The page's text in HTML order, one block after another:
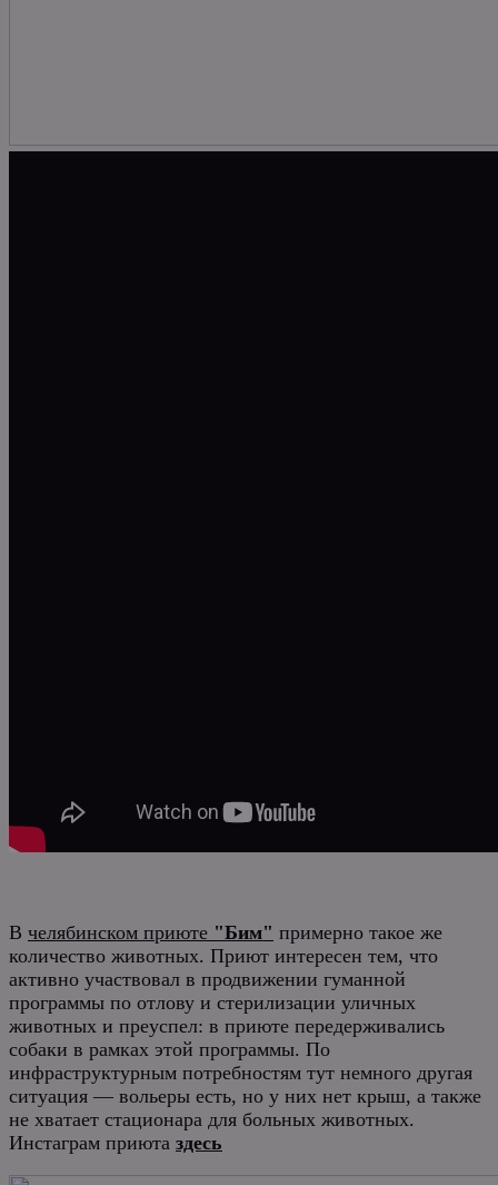
В челябинском приюте "Бим" примерно такое же
количество животных. Приют интересен тем, что
активно участвовал в продвижении гуманной
программы по отлову и стерилизации уличных
животных и преуспел: в приюте передерживались
собаки в рамках этой программы. По
инфраструктурным потребностям тут немного другая
ситуация — вольеры есть, но у них нет крыш, а также
не хватает стационара для больных животных.
Инстаграм приюта здесь